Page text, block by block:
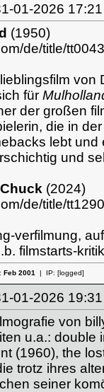
01-2026
(1950)
de/title/
von
für
der großen
die in
lebt und
und
(2024)
de/title/
verfilmung,
filmstarts-
Feb 2001| IP: [logged]
01-2026
von
u.a.: double
(1960), the
trotz ihres
seiner